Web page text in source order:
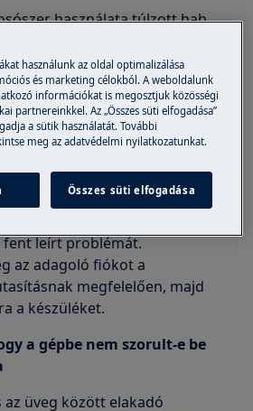
használata túlzott hab
készüléket, és hagyja állni
amíg a hab el nem tűnik,
el újra a készüléket.
adagoló fiókot
fiók vagy a fiók feletti
lemez nagyon piszkos vagy
fent leírt problémát.
az adagoló fiókot a
megfelelően, majd
a készüléket.
a gépbe nem szorult-e be
üveg között elakadó
használunk az oldal optimalizálása
és marketing célokból. A weboldalunk
információkat is megosztjuk közösségi
partnereinkkel. Az „Összes süti elfogadása”
a sütik használatát. További
meg az adatvédelmi nyilatkozatunkat.
Összes süti elfogadása